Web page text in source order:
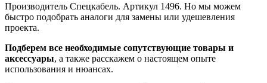
Производитель Спецкабель. Артикул 1496. Но мы можем
быстро подобрать аналоги для замены или удешевления
проекта.
Подберем все необходимые сопутствующие товары и
аксессуары, а также расскажем о настоящем опыте
использования и нюансах.